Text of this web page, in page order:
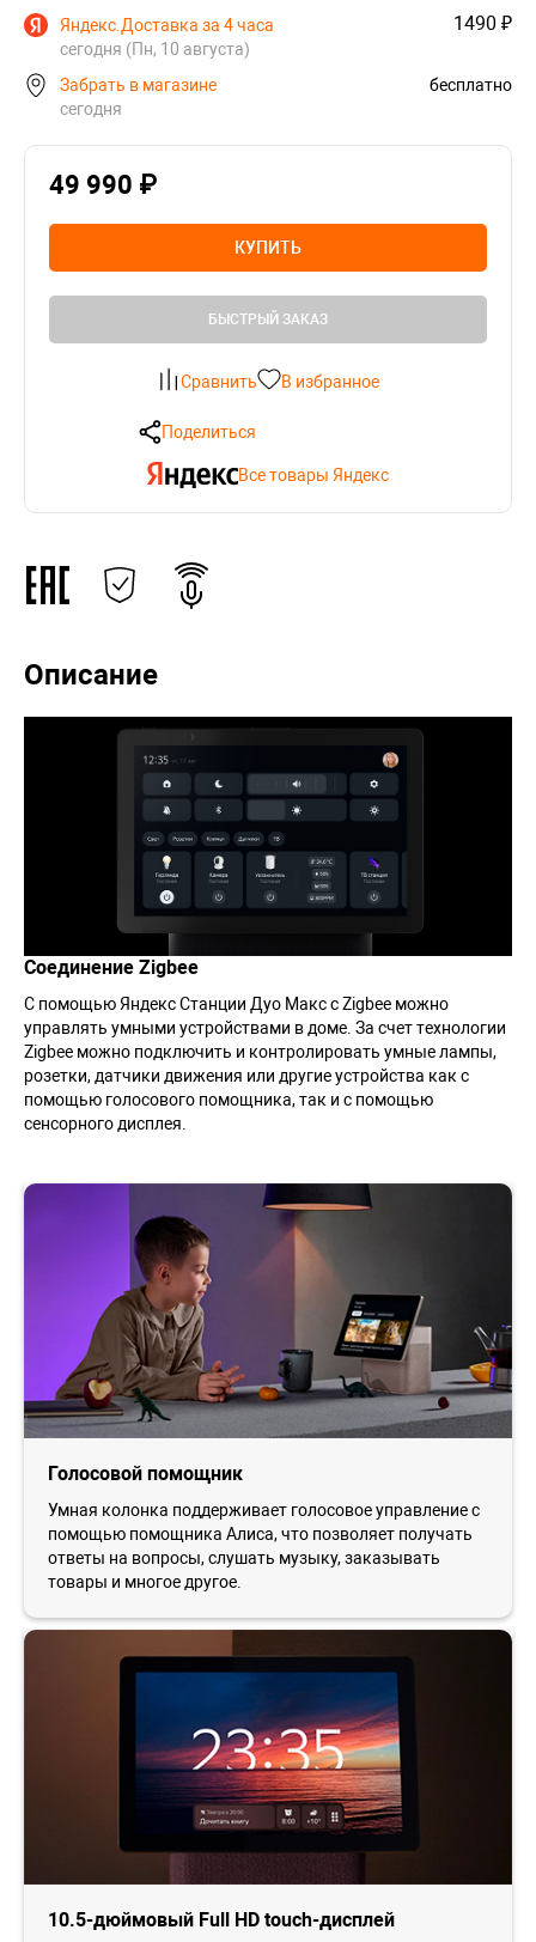
Яндекс.Доставка за 4 часа
сегодня (Пн, 10 августа)
1490 ₽
Забрать в магазине
сегодня
бесплатно
49 990 ₽
КУПИТЬ
БЫСТРЫЙ ЗАКАЗ
Сравнить В избранное
Поделиться
Все товары Яндекс
Описание
Соединение Zigbee
С помощью Яндекс Станции Дуо Макс с Zigbee можно
управлять умными устройствами в доме. За счет технологии
Zigbee можно подключить и контролировать умные лампы,
розетки, датчики движения или другие устройства как с
помощью голосового помощника, так и с помощью
сенсорного дисплея.
Голосовой помощник
Умная колонка поддерживает голосовое управление с
помощью помощника Алиса, что позволяет получать
ответы на вопросы, слушать музыку, заказывать
товары и многое другое.
10.5-дюймовый Full HD touch-дисплей